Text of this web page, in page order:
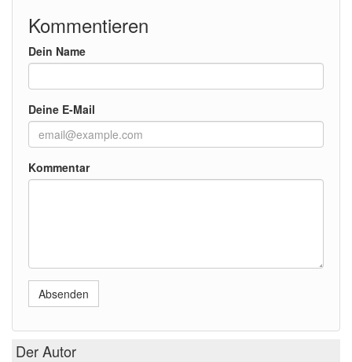
Kommentieren
Dein Name
Deine E-Mail
Kommentar
Absenden
Der Autor